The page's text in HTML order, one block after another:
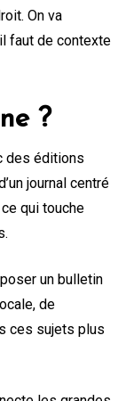
On va
faut de contexte
?
des éditions
journal centré
qui touche
un bulletin
de
ces sujets plus